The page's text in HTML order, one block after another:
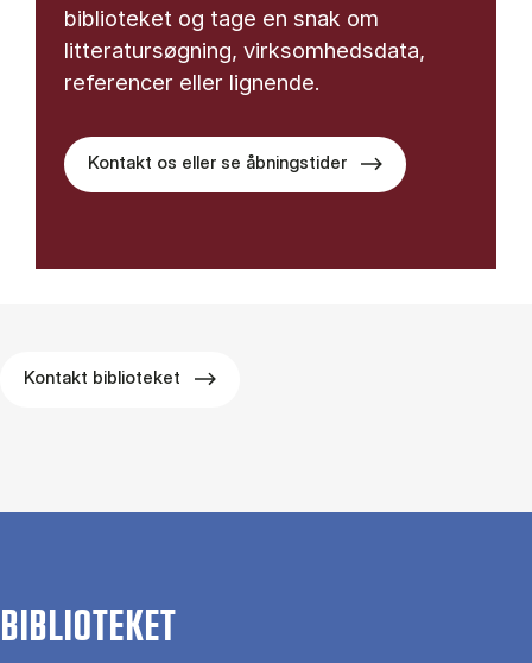
biblioteket og tage en snak om
litteratursøgning, virksomhedsdata,
referencer eller lignende.
Kontakt os eller se åbningstider
Kontakt biblioteket
BIBLIOTEKET